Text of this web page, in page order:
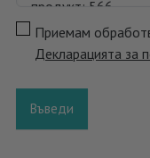
Приемам
Декларацията за
Въведи